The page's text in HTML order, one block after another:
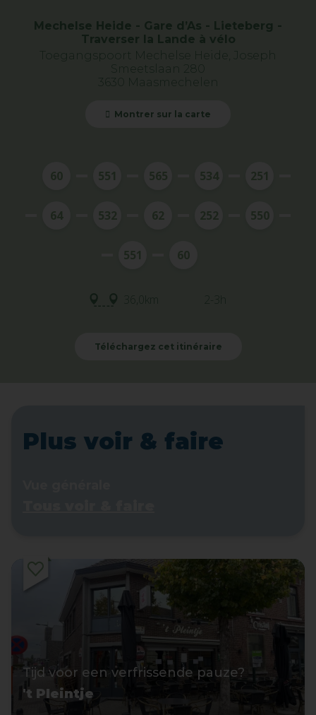
Mechelse Heide - Gare d’As - Lieteberg -
Traverser la Lande à vélo
Toegangspoort Mechelse Heide, Joseph
Smeetslaan 280
3630 Maasmechelen
Montrer sur la carte
60 551 565 534 251
64 532 62 252 550
551 60
36,0km
Téléchargez cet itinéraire
Plus voir & faire
Tijd voor een verfrissende pauze?
't Pleintje